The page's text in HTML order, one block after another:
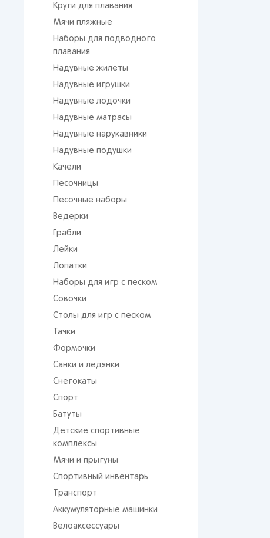
Круги для плавания
Мячи пляжные
Наборы для подводного
плавания
Надувные жилеты
Надувные игрушки
Надувные лодочки
Надувные матрасы
Надувные нарукавники
Надувные подушки
Качели
Песочницы
Песочные наборы
Ведерки
Грабли
Лейки
Лопатки
Наборы для игр с песком
Совочки
Столы для игр с песком
Тачки
Формочки
Санки и ледянки
Снегокаты
Спорт
Батуты
Детские спортивные
комплексы
Мячи и прыгуны
Спортивный инвентарь
Транспорт
Аккумуляторные машинки
Велоаксессуары